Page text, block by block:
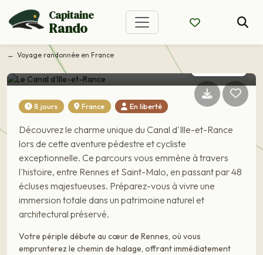
Capitaine
Rando
Voyage randonnée en France
Voyage France
Le Canal d'Ille-et-Rance
CIRCUIT EN LIBERTÉ
8 jours France En liberté
Découvrez le charme unique du Canal d'Ille-et-Rance
lors de cette aventure pédestre et cycliste
exceptionnelle. Ce parcours vous emmène à travers
l'histoire, entre Rennes et Saint-Malo, en passant par 48
écluses majestueuses. Préparez-vous à vivre une
immersion totale dans un patrimoine naturel et
architectural préservé.
Votre périple débute au cœur de Rennes, où vous
emprunterez le chemin de halage, offrant immédiatement